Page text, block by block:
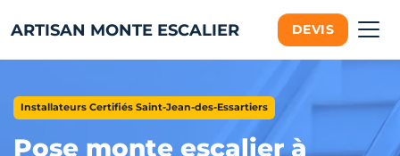
ARTISAN MONTE ESCALIER DEVIS
Installateurs Certifiés Saint-Jean-des-Essartiers
Pose monte escalier à